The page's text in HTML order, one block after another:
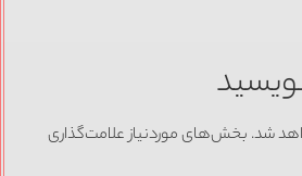
شد. بخش‌های موردنیاز علامت‌گذاری